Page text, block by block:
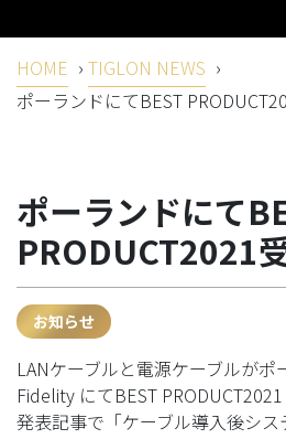
HOME › TIGLON NEWS ›
ポーランドにてBEST
ポーランドにて
PRODUCT2021
お知らせ
LANケーブルと電源ケーブルがポ
Fidelity にてBEST
発表記事で「ケーブル導入後シ